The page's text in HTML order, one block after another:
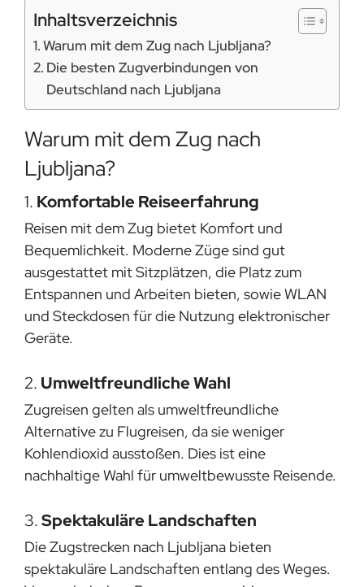
Inhaltsverzeichnis
Warum mit dem Zug nach Ljubljana?
Die besten Zugverbindungen von
Deutschland nach Ljubljana
Warum mit dem Zug nach
Ljubljana?
1. Komfortable Reiseerfahrung
Reisen mit dem Zug bietet Komfort und
Bequemlichkeit. Moderne Züge sind gut
ausgestattet mit Sitzplätzen, die Platz zum
Entspannen und Arbeiten bieten, sowie WLAN
und Steckdosen für die Nutzung elektronischer
Geräte.
2. Umweltfreundliche Wahl
Zugreisen gelten als umweltfreundliche
Alternative zu Flugreisen, da sie weniger
Kohlendioxid ausstoßen. Dies ist eine
nachhaltige Wahl für umweltbewusste Reisende.
3.Spektakuläre Landschaften
Die Zugstrecken nach Ljubljana bieten
spektakuläre Landschaften entlang des Weges.